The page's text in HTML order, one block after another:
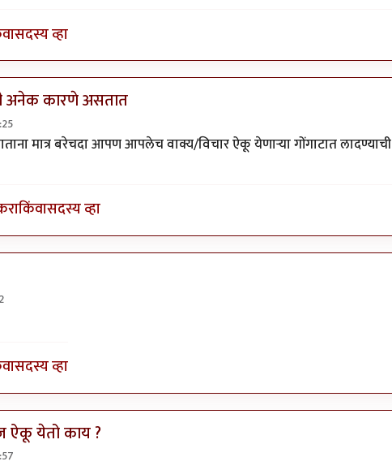
सदस्य व्हा
अनेक कारणे असतात
जी . हाbyतमराज किल्विष
मात्र बरेचदा आपण आपलेच वाक्य/विचार ऐकू येणाऱ्या गोंगाटात लादण्याची
किंवासदस्य व्हा
सदस्य व्हा
ऐकू येतो काय ?